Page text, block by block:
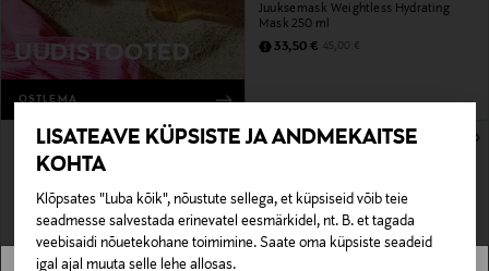
LISATEAVE KÜPSISTE JA ANDMEKAITSE
KOHTA
Klõpsates "Luba kõik", nõustute sellega, et küpsiseid võib teie
seadmesse salvestada erinevatel eesmärkidel, nt. B. et tagada
veebisaidi nõuetekohane toimimine. Saate oma küpsiste seadeid
igal ajal muuta selle lehe allosas.
UUDISTOOTED
OSTLEMA
Juuksemask Weightless Hydrating
Mask 250 ml
Discounted Price
33,50 € Original Price
45,00 €